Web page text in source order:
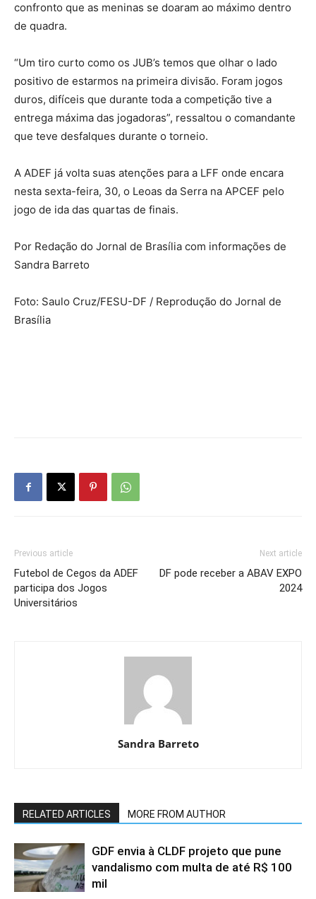
confronto que as meninas se doaram ao máximo dentro
de quadra.
“Um tiro curto como os JUB’s temos que olhar o lado
positivo de estarmos na primeira divisão. Foram jogos
duros, difíceis que durante toda a competição tive a
entrega máxima das jogadoras”, ressaltou o comandante
que teve desfalques durante o torneio.
A ADEF já volta suas atenções para a LFF onde encara
nesta sexta-feira, 30, o Leoas da Serra na APCEF pelo
jogo de ida das quartas de finais.
Por Redação do Jornal de Brasília com informações de
Sandra Barreto
Foto: Saulo Cruz/FESU-DF / Reprodução do Jornal de
Brasília
Previous article
Futebol de Cegos da ADEF
participa dos Jogos
Universitários
Next article
DF pode receber a ABAV EXPO
2024
Sandra Barreto
RELATED ARTICLES MORE FROM AUTHOR
GDF envia à CLDF projeto que pune
vandalismo com multa de até R$ 100
mil